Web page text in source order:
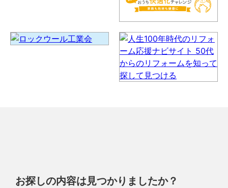
お探しの内容は見つかりましたか？